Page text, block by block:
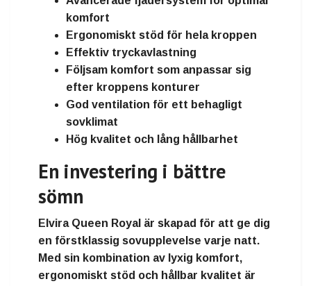
komfort
Ergonomiskt stöd för hela kroppen
Effektiv tryckavlastning
Följsam komfort som anpassar sig
efter kroppens konturer
God ventilation för ett behagligt
sovklimat
Hög kvalitet och lång hållbarhet
En investering i bättre
sömn
Elvira Queen Royal är skapad för att ge dig
en förstklassig sovupplevelse varje natt.
Med sin kombination av lyxig komfort,
ergonomiskt stöd och hållbar kvalitet är